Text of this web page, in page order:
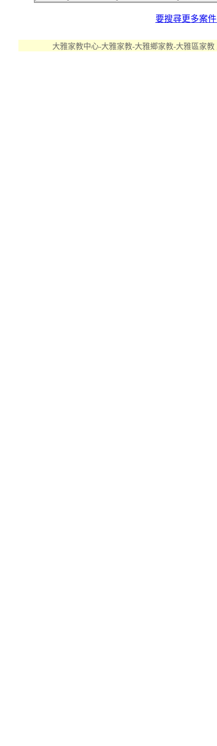
要搜尋更多案
大雅家教中心-大雅家教-大雅鄉家教-大雅區家